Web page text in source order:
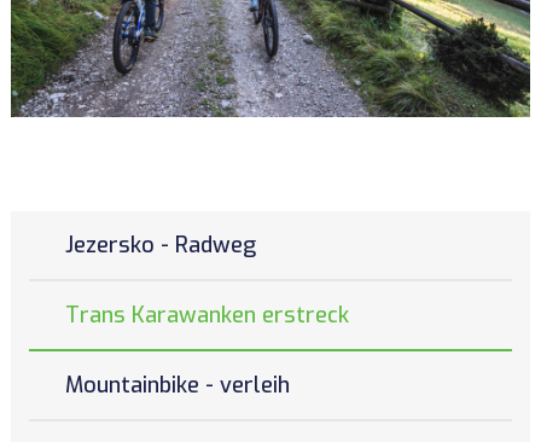
Jezersko - Radweg
Trans Karawanken erstreck
Mountainbike - verleih